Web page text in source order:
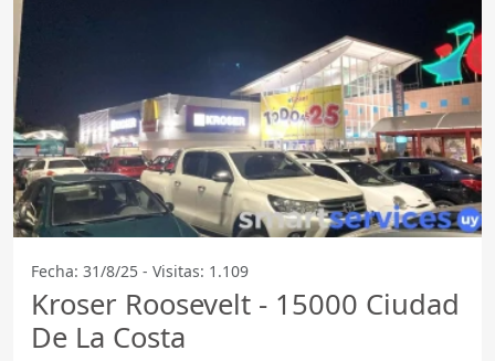
Fecha: 31/8/25 - Visitas: 1.109
Kroser Roosevelt - 15000 Ciudad
De La Costa